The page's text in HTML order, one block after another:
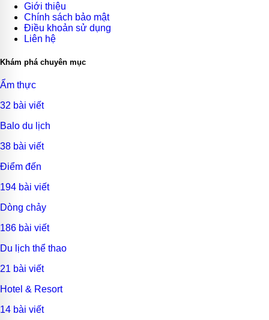
Giới thiệu
Chính sách bảo mật
Điều khoản sử dụng
Liên hệ
Khám phá chuyên mục
Ẩm thực
32 bài viết
Balo du lịch
38 bài viết
Điểm đến
194 bài viết
Dòng chảy
186 bài viết
Du lịch thể thao
21 bài viết
Hotel & Resort
14 bài viết